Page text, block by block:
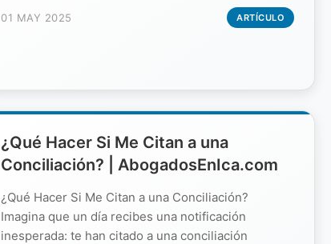
01 MAY 2025 ARTÍCULO
¿Qué Hacer Si Me Citan a una
Conciliación? | AbogadosEnIca.com
¿Qué Hacer Si Me Citan a una Conciliación?
Imagina que un día recibes una notificación
inesperada: te han citado a una conciliación